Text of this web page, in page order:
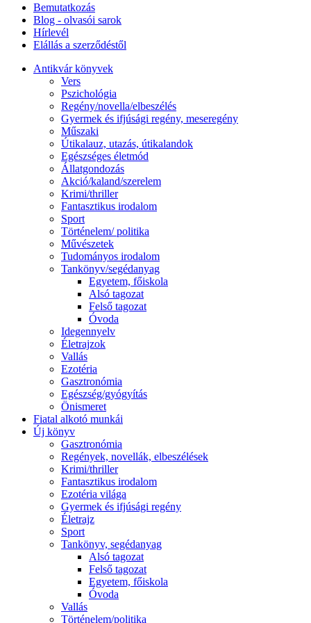
Bemutatkozás
Blog - olvasói sarok
Hírlevél
Elállás a szerződéstől
Antikvár könyvek
Vers
Pszichológia
Regény/novella/elbeszélés
Gyermek és ifjúsági regény, meseregény
Műszaki
Útikalauz, utazás, útikalandok
Egészséges életmód
Állatgondozás
Akció/kaland/szerelem
Krimi/thriller
Fantasztikus irodalom
Sport
Történelem/ politika
Művészetek
Tudományos irodalom
Tankönyv/segédanyag
Egyetem, főiskola
Alsó tagozat
Felső tagozat
Óvoda
Idegennyelv
Életrajzok
Vallás
Ezotéria
Gasztronómia
Egészség/gyógyítás
Önismeret
Fiatal alkotó munkái
Új könyv
Gasztronómia
Regények, novellák, elbeszélések
Krimi/thriller
Fantasztikus irodalom
Ezotéria világa
Gyermek és ifjúsági regény
Életrajz
Sport
Tankönyv, segédanyag
Alsó tagozat
Felső tagozat
Egyetem, főiskola
Óvoda
Vallás
Történelem/politika